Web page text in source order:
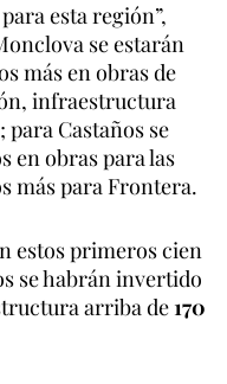
esta región”,
se estarán
más en obras de
infraestructura
Castaños se
en obras para las
más para Frontera.
estos primeros cien
se habrán invertido
arriba de170